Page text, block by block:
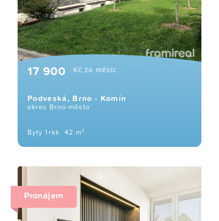
17 900 Kč za měsíc
Podveská, Brno - Komín
okres Brno-město
Byty 1+kk 42 m²
Pronájem